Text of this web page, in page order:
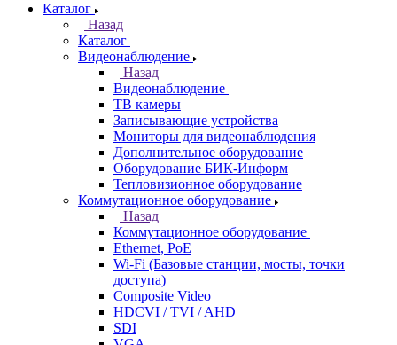
Каталог
Назад
Каталог
Видеонаблюдение
Назад
Видеонаблюдение
ТВ камеры
Записывающие устройства
Мониторы для видеонаблюдения
Дополнительное оборудование
Оборудование БИК-Информ
Тепловизионное оборудование
Коммутационное оборудование
Назад
Коммутационное оборудование
Ethernet, PoE
Wi-Fi (Базовые станции, мосты, точки
доступа)
Composite Video
HDCVI / TVI / AHD
SDI